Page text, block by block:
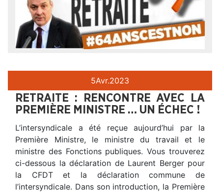
5Avr.2023
RETRAITE : RENCONTRE AVEC LA
PREMIÈRE MINISTRE … UN ÉCHEC !
L’intersyndicale a été reçue aujourd’hui par la
Première Ministre, le ministre du travail et le
ministre des Fonctions publiques. Vous trouverez
ci-dessous la déclaration de Laurent Berger pour
la CFDT et la déclaration commune de
l’intersyndicale. Dans son introduction, la Première